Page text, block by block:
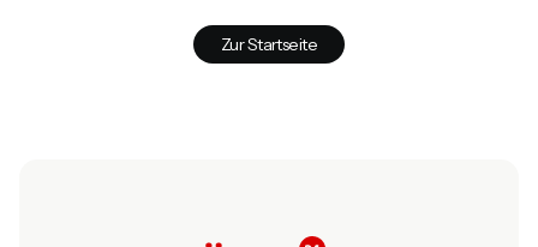
Zur Startseite